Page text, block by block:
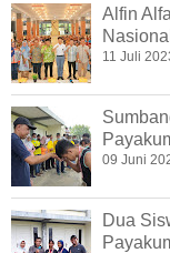
Alfin
Nasional
11 Juli
09 Juni
Dua